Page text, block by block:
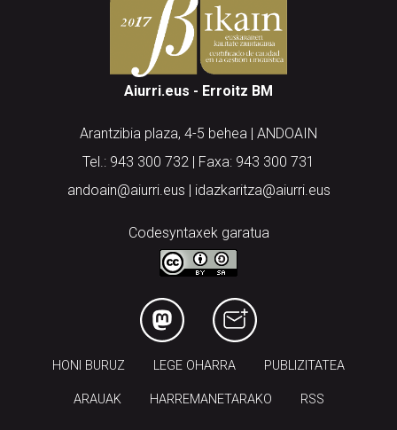
Aiurri.eus - Erroitz BM
Arantzibia plaza, 4-5 behea | ANDOAIN
Tel.: 943 300 732 | Faxa: 943 300 731
andoain@aiurri.eus | idazkaritza@aiurri.eus
Codesyntaxek garatua
HONI BURUZ LEGE OHARRA PUBLIZITATEA
ARAUAK HARREMANETARAKO RSS